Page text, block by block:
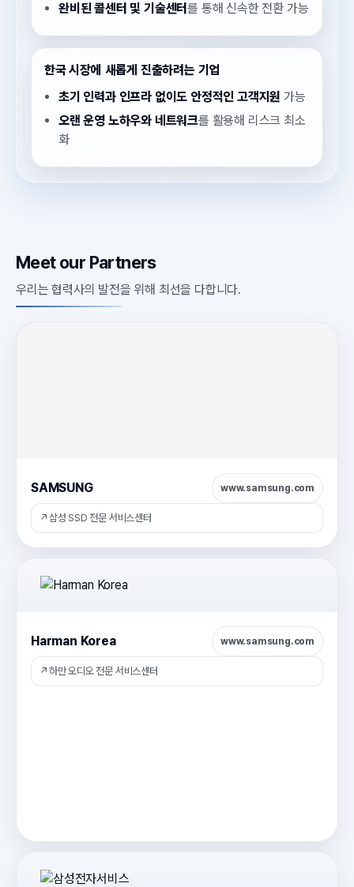
완비된 콜센터 및 기술센터를 통해 신속한 전환 가능
한국 시장에 새롭게 진출하려는 기업
초기 인력과 인프라 없이도 안정적인 고객지원 가능
오랜 운영 노하우와 네트워크를 활용해 리스크 최소
화
Meet our Partners
우리는 협력사의 발전을 위해 최선을 다합니다.
SAMSUNG www.samsung.com
↗ 삼성 SSD 전문 서비스센터
Harman Korea www.samsung.com
↗ 하만 오디오 전문 서비스센터